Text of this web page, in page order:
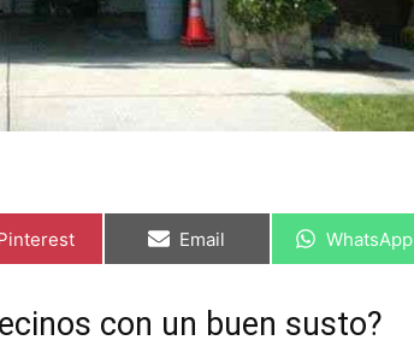
C
r
Email C
r
WhatsApp
con un buen susto?